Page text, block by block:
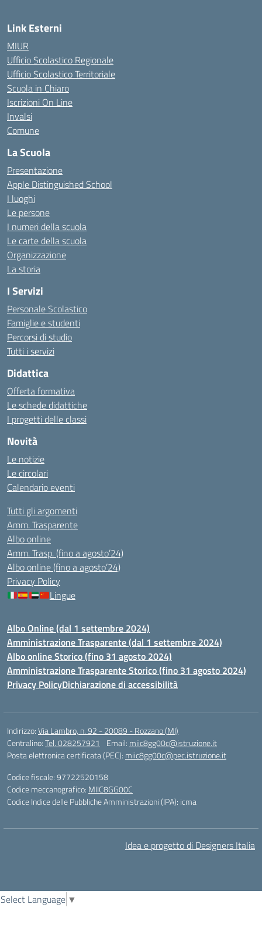
Link Esterni
MIUR
Ufficio Scolastico Regionale
Ufficio Scolastico Territoriale
Scuola in Chiaro
Iscrizioni On Line
Invalsi
Comune
La Scuola
Presentazione
Apple Distinguished School
I luoghi
Le persone
I numeri della scuola
Le carte della scuola
Organizzazione
La storia
I Servizi
Personale Scolastico
Famiglie e studenti
Percorsi di studio
Tutti i servizi
Didattica
Offerta formativa
Le schede didattiche
I progetti delle classi
Novità
Le notizie
Le circolari
Calendario eventi
Tutti gli argomenti
Amm. Trasparente
Albo online
Amm. Trasp. (fino a agosto’24)
Albo online (fino a agosto’24)
Privacy Policy
Lingue
Albo Online (dal 1 settembre 2024)
Amministrazione Trasparente (dal 1 settembre 2024)
Albo online Storico (fino 31 agosto 2024)
Amministrazione Trasparente Storico (fino 31 agosto 2024)
Privacy PolicyDichiarazione di accessibilità
Indirizzo:Via Lambro, n. 92 - 20089 - Rozzano (MI)
Centralino:Tel. 028257921 Email: miic8gg00c@istruzione.it
Posta elettronica certificata (PEC): miic8gg00c@pec.istruzione.it
Codice fiscale: 97722520158
Codice meccanografico: MIIC8GG00C
Codice Indice delle Pubbliche Amministrazioni (IPA): icma
Idea e progetto di Designers Italia
Select Language ▼